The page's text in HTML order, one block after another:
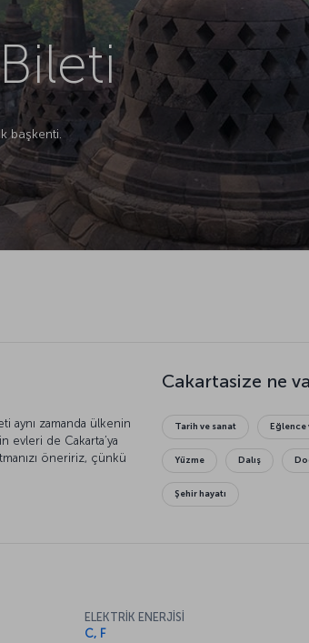
başkenti.
aynı zamanda ülkenin
evleri de Cakarta’ya
öneririz, çünkü
Cakartasize ne
Tarih ve sanat Eğlence
Yüzme Dalış
Şehir hayatı
ELEKTRİK ENERJİSİ
C, F